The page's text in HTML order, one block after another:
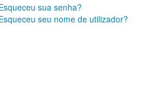
sua senha?
seu nome de utilizador?